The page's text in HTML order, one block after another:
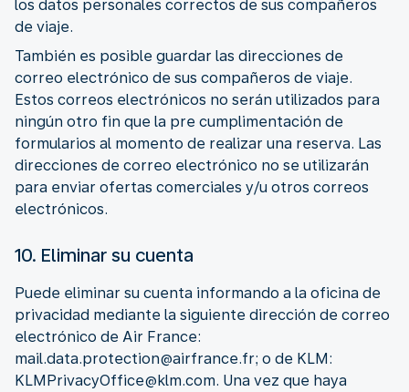
los datos personales correctos de sus compañeros
de viaje.
También es posible guardar las direcciones de
correo electrónico de sus compañeros de viaje.
Estos correos electrónicos no serán utilizados para
ningún otro fin que la pre cumplimentación de
formularios al momento de realizar una reserva. Las
direcciones de correo electrónico no se utilizarán
para enviar ofertas comerciales y/u otros correos
electrónicos.
10. Eliminar su cuenta
Puede eliminar su cuenta informando a la oficina de
privacidad mediante la siguiente dirección de correo
electrónico de Air France:
mail.data.protection@airfrance.fr; o de KLM:
KLMPrivacyOffice@klm.com. Una vez que haya